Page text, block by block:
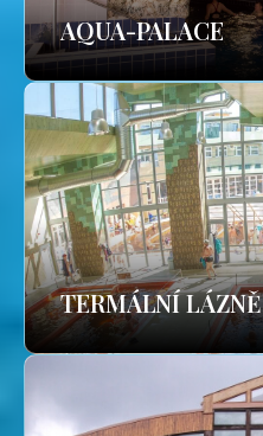
AQUA-PALACE
TERMÁLNÍ LÁZNĚ